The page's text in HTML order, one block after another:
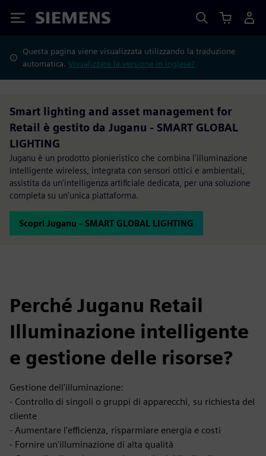
Siemens
Questa pagina viene visualizzata utilizzando la traduzione
automatica.Visualizzare la versione in inglese?
Smart lighting and asset management for
Retail è gestito da Juganu - SMART GLOBAL
LIGHTING
Juganu è un prodotto pionieristico che combina l'illuminazione
intelligente wireless, integrata con sensori ottici e ambientali,
assistita da un'intelligenza artificiale dedicata, per una soluzione
completa su un'unica piattaforma.
Scopri Juganu - SMART GLOBAL LIGHTING
Perché Juganu Retail
Illuminazione intelligente
e gestione delle risorse?
Gestione dell'illuminazione:
- Controllo di singoli o gruppi di apparecchi, su richiesta del
cliente
- Aumentare l'efficienza, risparmiare energia e costi
- Fornire un'illuminazione di alta qualità